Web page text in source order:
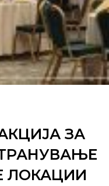
ЗА
ЛОКАЦИИ